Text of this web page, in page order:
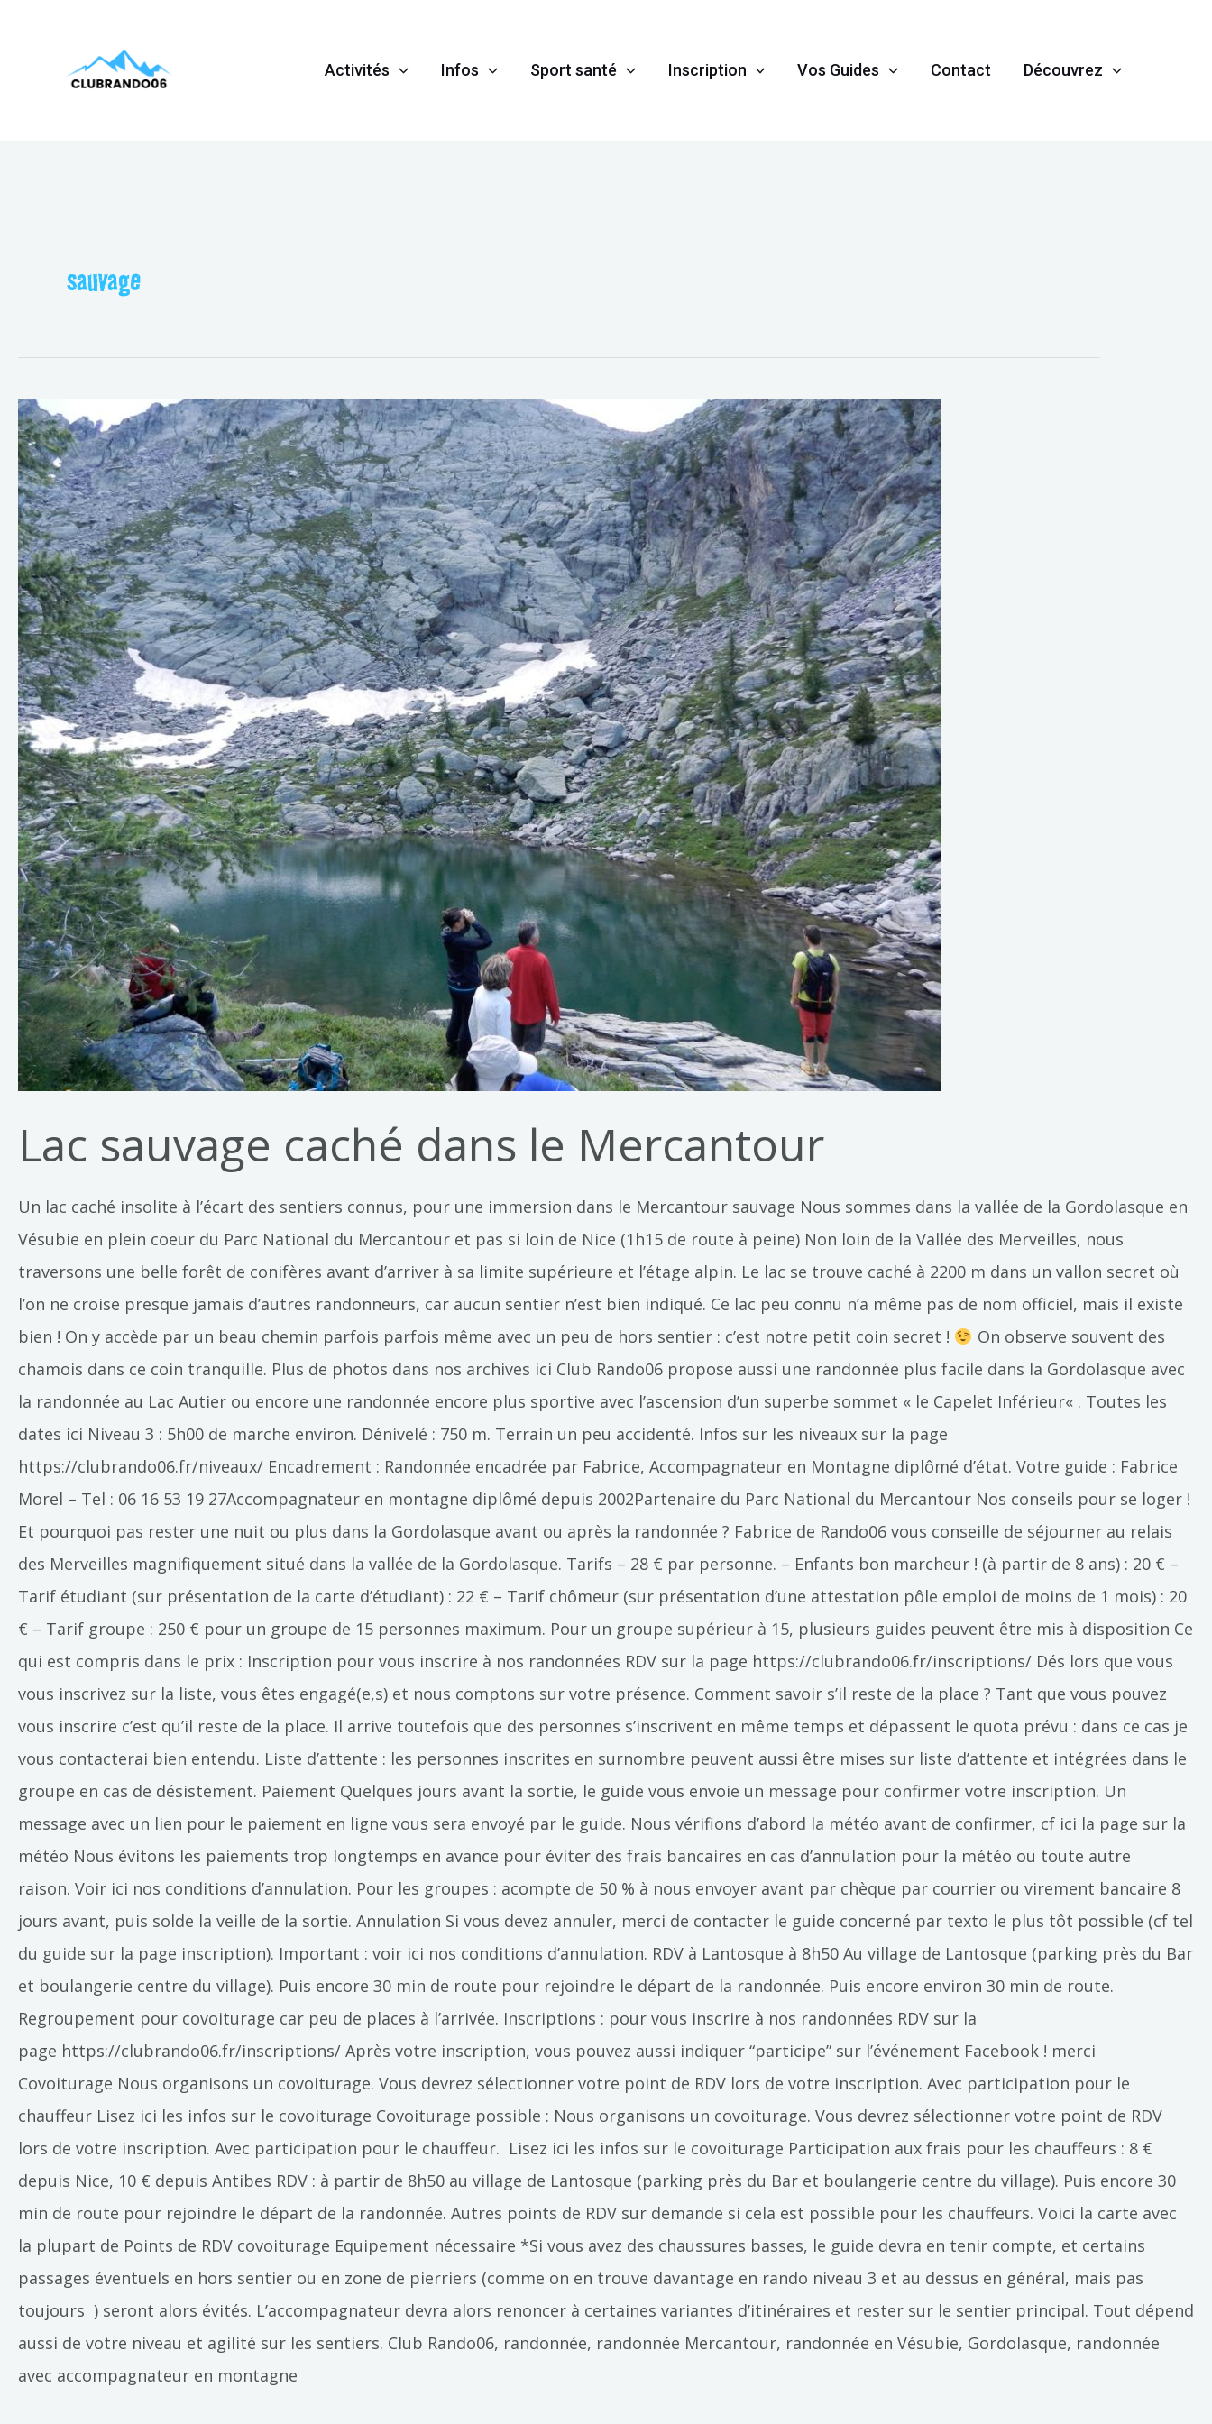
Activités Infos Sport santé Inscription Vos Guides Contact Découvrez
sauvage
Lac sauvage caché dans le Mercantour
Un lac caché insolite à l’écart des sentiers connus, pour une immersion dans le Mercantour sauvage Nous sommes dans la vallée de la Gordolasque en
Vésubie en plein coeur du Parc National du Mercantour et pas si loin de Nice (1h15 de route à peine) Non loin de la Vallée des Merveilles, nous
traversons une belle forêt de conifères avant d’arriver à sa limite supérieure et l’étage alpin. Le lac se trouve caché à 2200 m dans un vallon secret où
l’on ne croise presque jamais d’autres randonneurs, car aucun sentier n’est bien indiqué. Ce lac peu connu n’a même pas de nom officiel, mais il existe
bien ! On y accède par un beau chemin parfois parfois même avec un peu de hors sentier : c’est notre petit coin secret !
On observe souvent des
chamois dans ce coin tranquille. Plus de photos dans nos archives ici Club Rando06 propose aussi une randonnée plus facile dans la Gordolasque avec
la randonnée au Lac Autier ou encore une randonnée encore plus sportive avec l’ascension d’un superbe sommet « le Capelet Inférieur« . Toutes les
dates ici Niveau 3 : 5h00 de marche environ. Dénivelé : 750 m. Terrain un peu accidenté. Infos sur les niveaux sur la page
https://clubrando06.fr/niveaux/ Encadrement : Randonnée encadrée par Fabrice, Accompagnateur en Montagne diplômé d’état. Votre guide : Fabrice
Morel – Tel : 06 16 53 19 27Accompagnateur en montagne diplômé depuis 2002Partenaire du Parc National du Mercantour Nos conseils pour se loger !
Et pourquoi pas rester une nuit ou plus dans la Gordolasque avant ou après la randonnée ? Fabrice de Rando06 vous conseille de séjourner au relais
des Merveilles magnifiquement situé dans la vallée de la Gordolasque. Tarifs – 28 € par personne. – Enfants bon marcheur ! (à partir de 8 ans) : 20 € –
Tarif étudiant (sur présentation de la carte d’étudiant) : 22 € – Tarif chômeur (sur présentation d’une attestation pôle emploi de moins de 1 mois) : 20
€ – Tarif groupe : 250 € pour un groupe de 15 personnes maximum. Pour un groupe supérieur à 15, plusieurs guides peuvent être mis à disposition Ce
qui est compris dans le prix : Inscription pour vous inscrire à nos randonnées RDV sur la page https://clubrando06.fr/inscriptions/ Dés lors que vous
vous inscrivez sur la liste, vous êtes engagé(e,s) et nous comptons sur votre présence. Comment savoir s’il reste de la place ? Tant que vous pouvez
vous inscrire c’est qu’il reste de la place. Il arrive toutefois que des personnes s’inscrivent en même temps et dépassent le quota prévu : dans ce cas je
vous contacterai bien entendu. Liste d’attente : les personnes inscrites en surnombre peuvent aussi être mises sur liste d’attente et intégrées dans le
groupe en cas de désistement. Paiement Quelques jours avant la sortie, le guide vous envoie un message pour confirmer votre inscription. Un
message avec un lien pour le paiement en ligne vous sera envoyé par le guide. Nous vérifions d’abord la météo avant de confirmer, cf ici la page sur la
météo Nous évitons les paiements trop longtemps en avance pour éviter des frais bancaires en cas d’annulation pour la météo ou toute autre
raison. Voir ici nos conditions d’annulation. Pour les groupes : acompte de 50 % à nous envoyer avant par chèque par courrier ou virement bancaire 8
jours avant, puis solde la veille de la sortie. Annulation Si vous devez annuler, merci de contacter le guide concerné par texto le plus tôt possible (cf tel
du guide sur la page inscription). Important : voir ici nos conditions d’annulation. RDV à Lantosque à 8h50 Au village de Lantosque (parking près du Bar
et boulangerie centre du village). Puis encore 30 min de route pour rejoindre le départ de la randonnée. Puis encore environ 30 min de route.
Regroupement pour covoiturage car peu de places à l’arrivée. Inscriptions : pour vous inscrire à nos randonnées RDV sur la
page https://clubrando06.fr/inscriptions/ Après votre inscription, vous pouvez aussi indiquer “participe” sur l’événement Facebook ! merci
Covoiturage Nous organisons un covoiturage. Vous devrez sélectionner votre point de RDV lors de votre inscription. Avec participation pour le
chauffeur Lisez ici les infos sur le covoiturage Covoiturage possible : Nous organisons un covoiturage. Vous devrez sélectionner votre point de RDV
lors de votre inscription. Avec participation pour le chauffeur. Lisez ici les infos sur le covoiturage Participation aux frais pour les chauffeurs : 8 €
depuis Nice, 10 € depuis Antibes RDV : à partir de 8h50 au village de Lantosque (parking près du Bar et boulangerie centre du village). Puis encore 30
min de route pour rejoindre le départ de la randonnée. Autres points de RDV sur demande si cela est possible pour les chauffeurs. Voici la carte avec
la plupart de Points de RDV covoiturage Equipement nécessaire *Si vous avez des chaussures basses, le guide devra en tenir compte, et certains
passages éventuels en hors sentier ou en zone de pierriers (comme on en trouve davantage en rando niveau 3 et au dessus en général, mais pas
toujours ) seront alors évités. L’accompagnateur devra alors renoncer à certaines variantes d’itinéraires et rester sur le sentier principal. Tout dépend
aussi de votre niveau et agilité sur les sentiers. Club Rando06, randonnée, randonnée Mercantour, randonnée en Vésubie, Gordolasque, randonnée
avec accompagnateur en montagne